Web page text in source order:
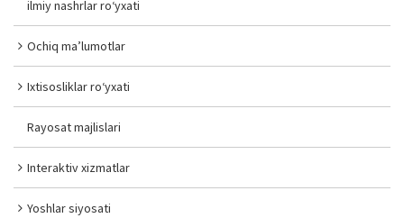
ilmiy nashrlar ro‘yxati
Ochiq ma’lumotlar
Ixtisosliklar ro‘yxati
Rayosat majlislari
Interaktiv xizmatlar
Yoshlar siyosati